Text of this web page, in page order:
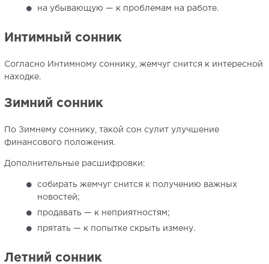
на убывающую — к проблемам на работе.
Интимный сонник
Согласно Интимному соннику, жемчуг снится к интересной
находке.
Зимний сонник
По Зимнему соннику, такой сон сулит улучшение
финансового положения.
Дополнительные расшифровки:
собирать жемчуг снится к получению важных
новостей;
продавать — к неприятностям;
прятать — к попытке скрыть измену.
Летний сонник